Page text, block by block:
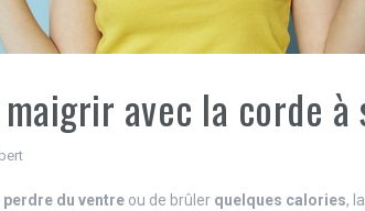
avec la corde à
perdre du ventreou de brûlerquelques calories,